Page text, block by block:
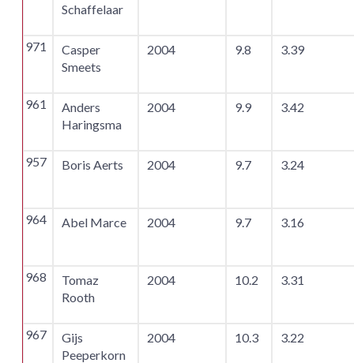
Schaffelaar
971
Casper
Smeets
2004 9.8 3.39
961
Anders
Haringsma
2004 9.9 3.42
957 Boris Aerts 2004 9.7 3.24
964 Abel Marce 2004 9.7 3.16
968
Tomaz
Rooth
2004 10.2 3.31
967
Gijs
Peeperkorn
2004 10.3 3.22